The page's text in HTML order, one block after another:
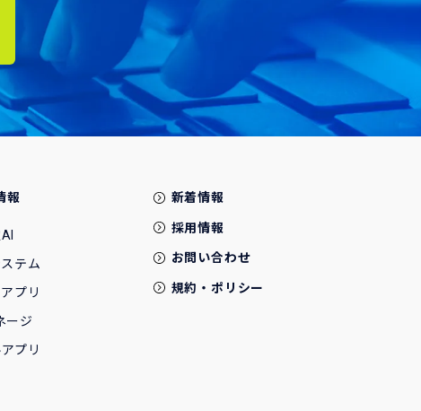
報
テム
プリ
ージ
プリ
新着情報
採用情報
お問い合わせ
規約・ポリシー